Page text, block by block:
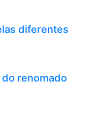
diferentes
renomado